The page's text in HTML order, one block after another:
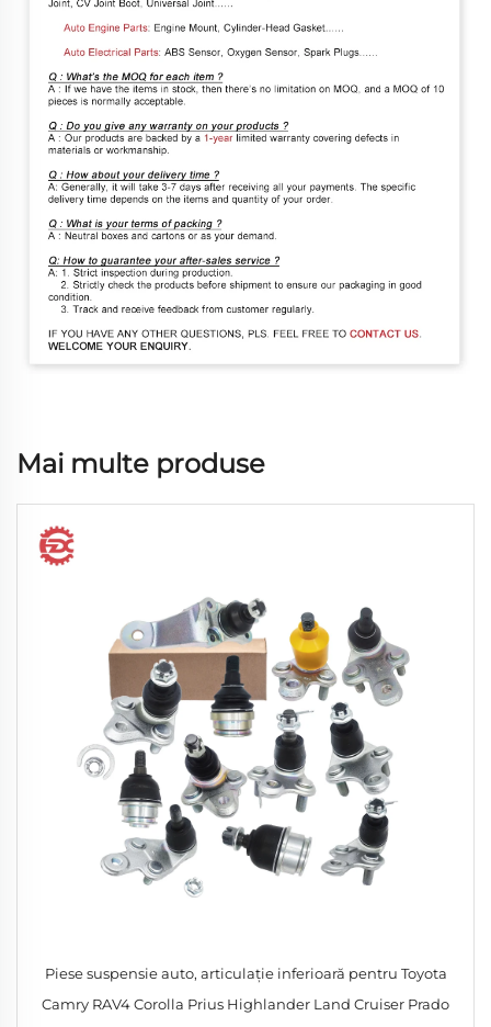
Mai multe produse
Piese suspensie auto, articulație inferioară pentru Toyota
Camry RAV4 Corolla Prius Highlander Land Cruiser Prado